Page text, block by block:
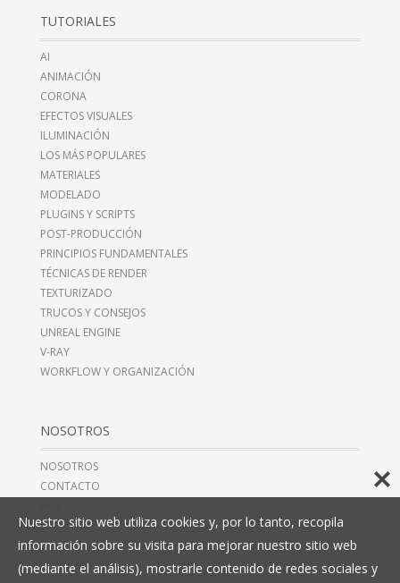
TUTORIALES
AI
ANIMACIÓN
CORONA
EFECTOS VISUALES
ILUMINACIÓN
LOS MÁS POPULARES
MATERIALES
MODELADO
PLUGINS Y SCRIPTS
POST-PRODUCCIÓN
PRINCIPIOS FUNDAMENTALES
TÉCNICAS DE RENDER
TEXTURIZADO
TRUCOS Y CONSEJOS
UNREAL ENGINE
V-RAY
WORKFLOW Y ORGANIZACIÓN
NOSOTROS
NOSOTROS
CONTACTO
AVISO LEGAL
Nuestro sitio web utiliza cookies y, por lo tanto, recopila
información sobre su visita para mejorar nuestro sitio web
(mediante el análisis), mostrarle contenido de redes sociales y